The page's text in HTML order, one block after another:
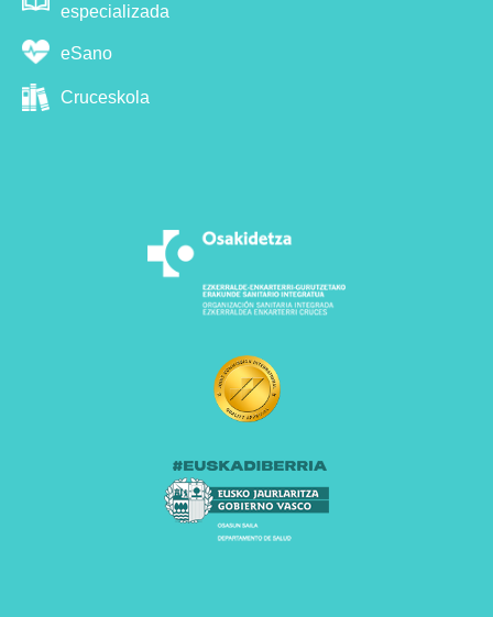
especializada
eSano
Cruceskola